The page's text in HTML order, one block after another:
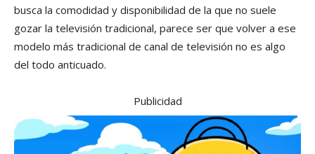
busca la comodidad y disponibilidad de la que no suele
gozar la televisión tradicional, parece ser que volver a ese
modelo más tradicional de canal de televisión no es algo
del todo anticuado.
Publicidad